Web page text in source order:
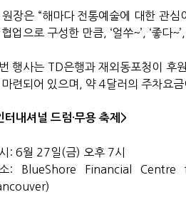
장은“해마다 전통예술에 대한 관심
업으로 구성한 만큼 , ‘얼쑤~’, ‘좋다~’,
행사는 TD은행과 재외동포청이 후
련되어 있으며
약 4달러의 주차요
터내셔널 드럼·무용 축제 >
: 6월 27일(금) 오후 7시
: BlueShore Financial